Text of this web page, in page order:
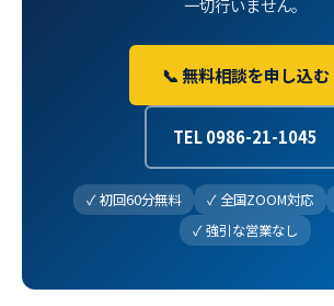
一切行いません。
📞 無料相談を申し込む
TEL 0986-21-1045
✓ 初回60分無料 ✓ 全国ZOOM対応
✓ 強引な営業なし